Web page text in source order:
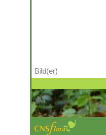
Bild(er)